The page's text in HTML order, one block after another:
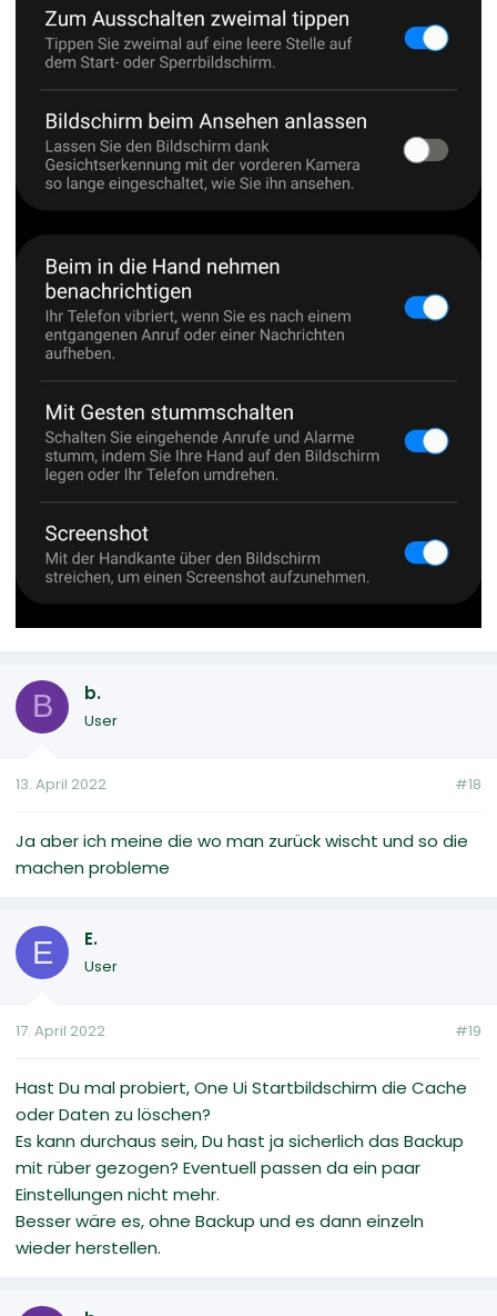
B b.
User
13. April 2022 #18
Ja aber ich meine die wo man zurück wischt und so die
machen probleme
E E.
User
17. April 2022 #19
Hast Du mal probiert, One Ui Startbildschirm die Cache
oder Daten zu löschen?
Es kann durchaus sein, Du hast ja sicherlich das Backup
mit rüber gezogen? Eventuell passen da ein paar
Einstellungen nicht mehr.
Besser wäre es, ohne Backup und es dann einzeln
wieder herstellen.